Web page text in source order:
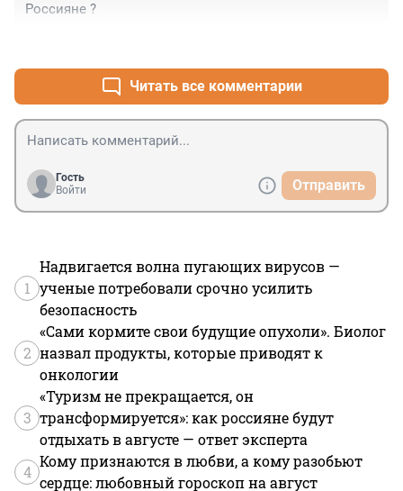
Россияне ?
Читать все комментарии
Гость
Войти
Отправить
1
Надвигается волна пугающих вирусов —
ученые потребовали срочно усилить
безопасность
2
«Сами кормите свои будущие опухоли». Биолог
назвал продукты, которые приводят к
онкологии
3
«Туризм не прекращается, он
трансформируется»: как россияне будут
отдыхать в августе — ответ эксперта
4
Кому признаются в любви, а кому разобьют
сердце: любовный гороскоп на август